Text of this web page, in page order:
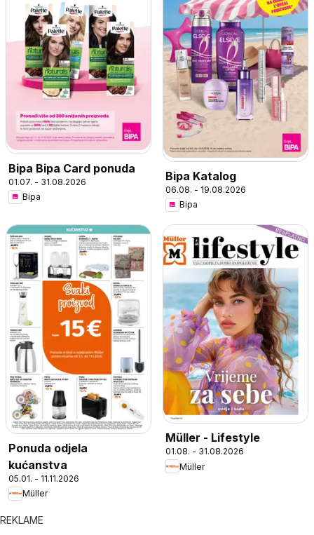
Bipa Bipa Card ponuda
01.07. - 31.08.2026
Bipa
Bipa Katalog
06.08. - 19.08.2026
Bipa
Ponuda odjela
kućanstva
05.01. - 11.11.2026
Müller
Müller - Lifestyle
01.08. - 31.08.2026
Müller
REKLAME